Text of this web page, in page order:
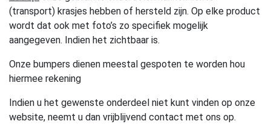
(transport) krasjes hebben of hersteld zijn. Op elke product
wordt dat ook met foto’s zo specifiek mogelijk
aangegeven. Indien het zichtbaar is.
Onze bumpers dienen meestal gespoten te worden hou
hiermee rekening
Indien u het gewenste onderdeel niet kunt vinden op onze
website, neemt u dan vrijblijvend contact met ons op.